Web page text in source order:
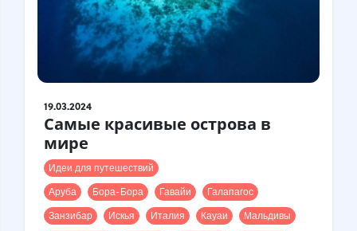
19.03.2024
Самые красивые острова в
мире
Идеи для путешествий
Аруба
Бора-Бора Гавайи
Галапагос
Занзибар
Искья Италия Кауаи
Мальдивы